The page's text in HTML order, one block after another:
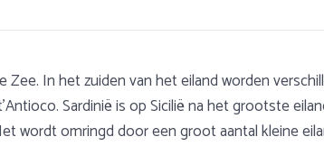
Zee. In het zuiden van het eiland worden
Sardinië is op Sicilië na het grootste
wordt omringd door een groot aantal kleine